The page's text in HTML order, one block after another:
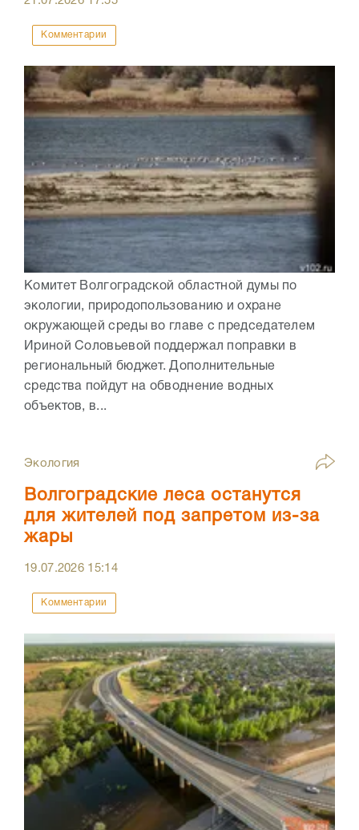
Комментарии
Комитет Волгоградской областной думы по
экологии, природопользованию и охране
окружающей среды во главе с председателем
Ириной Соловьевой поддержал поправки в
региональный бюджет. Дополнительные
средства пойдут на обводнение водных
объектов, в...
Экология
Волгоградские леса останутся
для жителей под запретом из-за
жары
19.07.2026 15:14
Комментарии